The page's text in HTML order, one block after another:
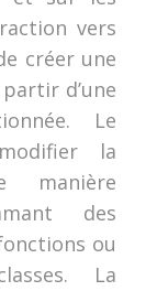
vers
créer une
d’une
Le
la
manière
des
ou
La